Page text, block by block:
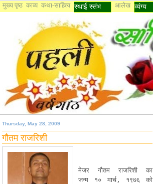
मुख्य पृष्ठ काव्य कथा-साहित्य स्थाई स्तंभ आलेख व्यंग्य
Thursday, May 28, 2009
गौतम राजरिशी
मेजर गौतम राजरिशी का
जन्म १० मार्च, १९७६ को